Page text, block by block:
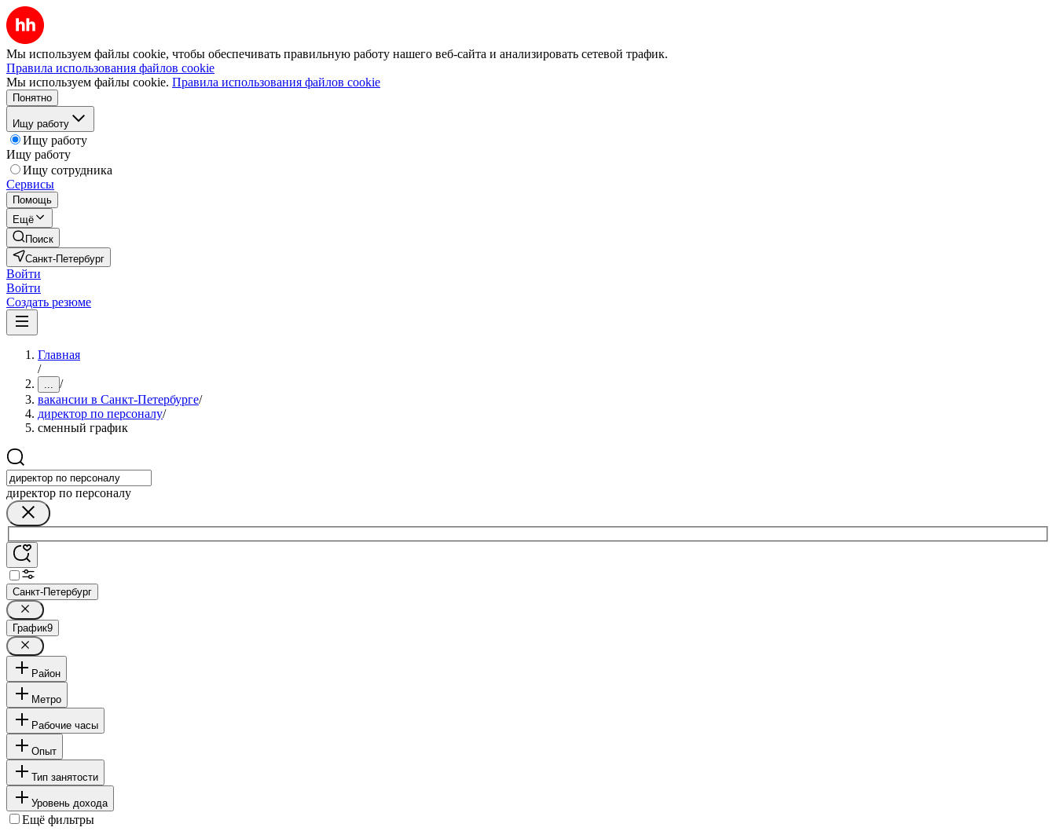
Мы используем файлы cookie, чтобы обеспечивать правильную работу нашего веб-сайта и анализировать сетевой трафик.
Правила использования файлов cookie
Мы используем файлы cookie. Правила использования файлов cookie
Понятно
Ищу работу
Ищу работу
Ищу работу
Ищу сотрудника
Сервисы
Помощь
Ещё
Поиск
Санкт-Петербург
Войти
Войти
Создать резюме
Главная
/
... /
вакансии в Санкт-Петербурге/
директор по персоналу/
сменный график
директор по персоналу
Санкт-Петербург
График9
Район
Метро
Рабочие часы
Опыт
Тип занятости
Уровень дохода
Ещё фильтры